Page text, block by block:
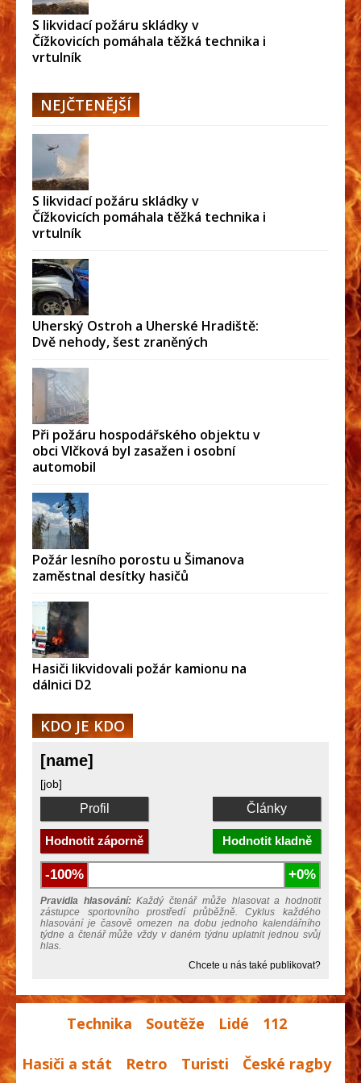
S likvidací požáru skládky v
Čížkovicích pomáhala těžká technika i
vrtulník
NEJČTENĚJŠÍ
S likvidací požáru skládky v
Čížkovicích pomáhala těžká technika i
vrtulník
Uherský Ostroh a Uherské Hradiště:
Dvě nehody, šest zraněných
Při požáru hospodářského objektu v
obci Vlčková byl zasažen i osobní
automobil
Požár lesního porostu u Šimanova
zaměstnal desítky hasičů
Hasiči likvidovali požár kamionu na
dálnici D2
KDO JE KDO
[name]
[job]
Profil Články
Hodnotit záporně Hodnotit kladně
-100% +0%
Pravidla hlasování:Každý čtenář může hlasovat a hodnotit
zástupce sportovního prostředí průběžně. Cyklus každého
hlasování je časově omezen na dobu jednoho kalendářního
týdne a čtenář může vždy v daném týdnu uplatnit jednou svůj
hlas.
Chcete u nás také publikovat?
Technika Soutěže Lidé 112
Hasiči a stát Retro Turisti České ragby